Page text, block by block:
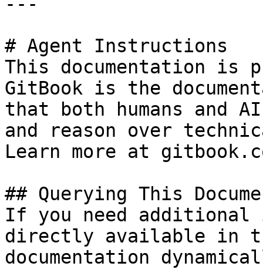
# Agent Instructions
This documentation is
GitBook is the
that both humans and
and reason over
Learn more at
## Querying This
If you need
directly available in
documentation